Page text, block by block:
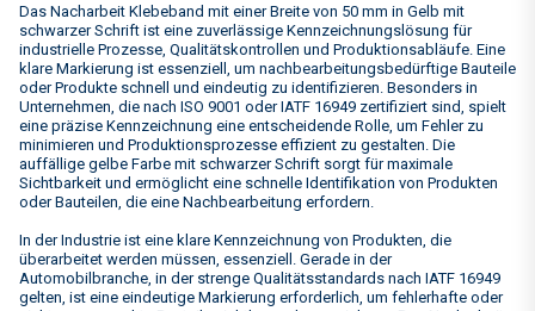
Das Nacharbeit Klebeband mit einer Breite von 50 mm in Gelb mit
schwarzer Schrift ist eine zuverlässige Kennzeichnungslösung für
industrielle Prozesse, Qualitätskontrollen und Produktionsabläufe. Eine
klare Markierung ist essenziell, um nachbearbeitungsbedürftige Bauteile
oder Produkte schnell und eindeutig zu identifizieren. Besonders in
Unternehmen, die nach ISO 9001 oder IATF 16949 zertifiziert sind, spielt
eine präzise Kennzeichnung eine entscheidende Rolle, um Fehler zu
minimieren und Produktionsprozesse effizient zu gestalten. Die
auffällige gelbe Farbe mit schwarzer Schrift sorgt für maximale
Sichtbarkeit und ermöglicht eine schnelle Identifikation von Produkten
oder Bauteilen, die eine Nachbearbeitung erfordern.
In der Industrie ist eine klare Kennzeichnung von Produkten, die
überarbeitet werden müssen, essenziell. Gerade in der
Automobilbranche, in der strenge Qualitätsstandards nach IATF 16949
gelten, ist eine eindeutige Markierung erforderlich, um fehlerhafte oder